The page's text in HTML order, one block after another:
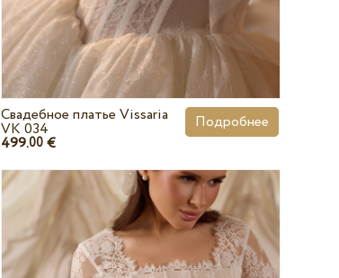
Свадебное платье Vissaria
VK 034
499.00€
Подробнее